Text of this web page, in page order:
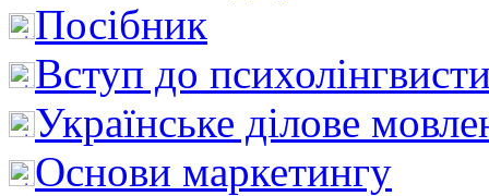
Посібник
Вступ до
Українське ділове
Основи маркетингу